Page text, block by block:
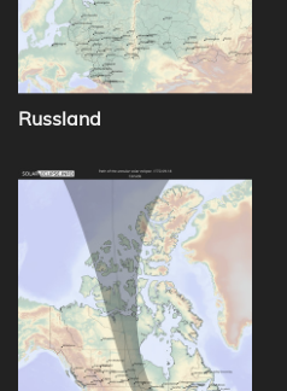
Russland